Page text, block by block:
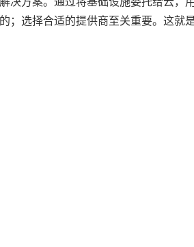
；选择合适的提供商至关重要。这就